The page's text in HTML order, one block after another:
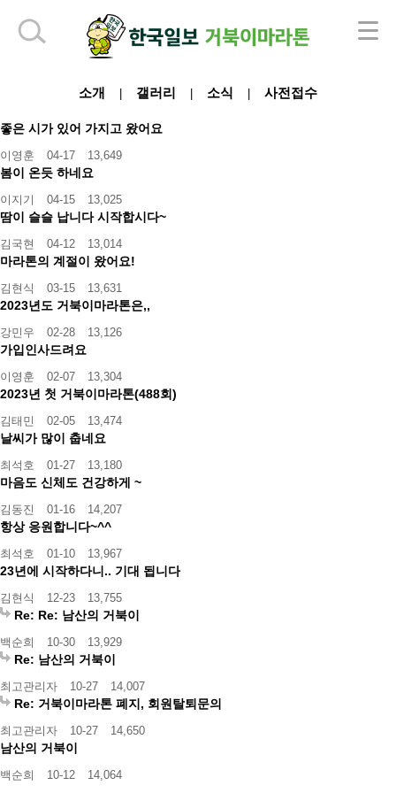
소개 갤러리 소식 사전접수
좋은 시가 있어 가지고 왔어요
이영훈 04-17 13,649
봄이 온듯 하네요
이지기 04-15 13,025
땀이 슬슬 납니다 시작합시다~
김국현 04-12 13,014
마라톤의 계절이 왔어요!
김현식 03-15 13,631
2023년도 거북이마라톤은,,
강민우 02-28 13,126
가입인사드려요
이영훈 02-07 13,304
2023년 첫 거북이마라톤(488회)
김태민 02-05 13,474
날씨가 많이 춥네요
최석호 01-27 13,180
마음도 신체도 건강하게 ~
김동진 01-16 14,207
항상 응원합니다~^^
최석호 01-10 13,967
23년에 시작하다니.. 기대 됩니다
김현식 12-23 13,755
Re: Re: 남산의 거북이
백순희 10-30 13,929
Re: 남산의 거북이
최고관리자 10-27 14,007
Re: 거북이마라톤 폐지, 회원탈퇴문의
최고관리자 10-27 14,650
남산의 거북이
백순희 10-12 14,064
하단 영역